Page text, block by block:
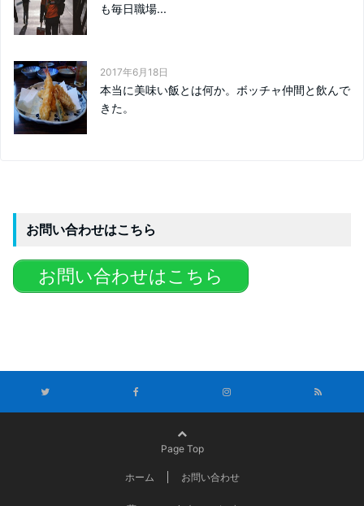
も毎日職場...
2017年6月18日
本当に美味い飯とは何か。ボッチャ仲間と飲んで
きた。
お問い合わせはこちら
お問い合わせはこちら
Page Top
ホーム お問い合わせ